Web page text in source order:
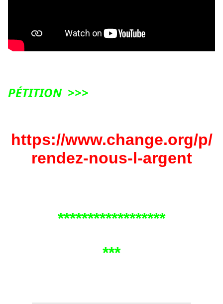
PÉTITION >>>
https://www.change.org/p/
rendez-nous-l-argent
******************
***